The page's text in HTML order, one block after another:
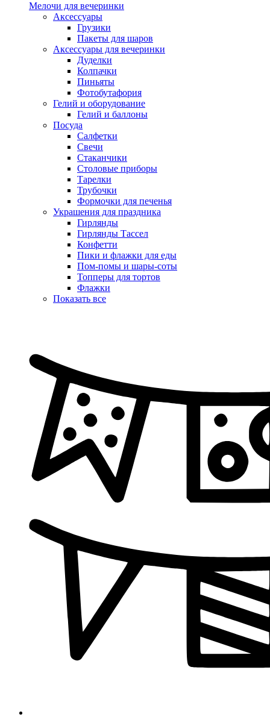
Мелочи для вечеринки
Аксессуары
Грузики
Пакеты для шаров
Аксессуары для вечеринки
Дуделки
Колпачки
Пиньяты
Фотобутафория
Гелий и оборудование
Гелий и баллоны
Посуда
Салфетки
Свечи
Стаканчики
Столовые приборы
Тарелки
Трубочки
Формочки для печенья
Украшения для праздника
Гирлянды
Гирлянды Тассел
Конфетти
Пики и флажки для еды
Пом-помы и шары-соты
Топперы для тортов
Флажки
Показать все